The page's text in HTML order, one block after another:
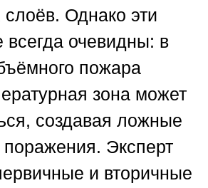
слоёв. Однако эти
всегда очевидны: в
пожара
зона может
создавая ложные
поражения. Эксперт
и вторичные